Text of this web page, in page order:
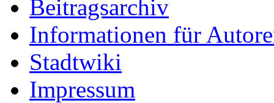
Beitragsarchiv
Informationen für
Stadtwiki
Impressum